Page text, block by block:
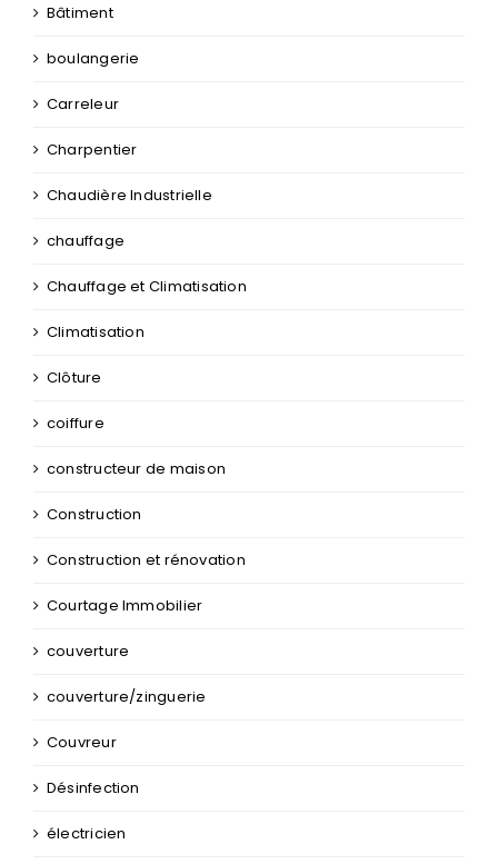
Bâtiment
boulangerie
Carreleur
Charpentier
Chaudière Industrielle
chauffage
Chauffage et Climatisation
Climatisation
Clôture
coiffure
constructeur de maison
Construction
Construction et rénovation
Courtage Immobilier
couverture
couverture/zinguerie
Couvreur
Désinfection
électricien